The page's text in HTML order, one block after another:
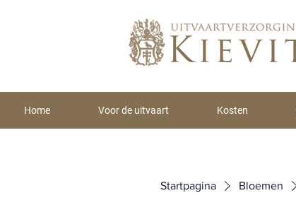
Home Voor de uitvaart Kosten
Startpagina Bloemen